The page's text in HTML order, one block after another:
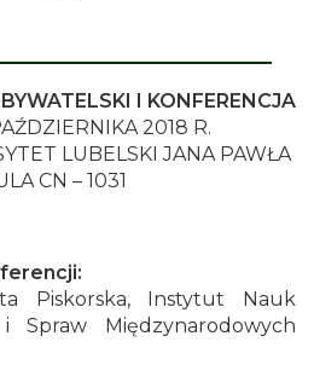
I KONFERENCJA
2018 R.
LUBELSKI JANA PAWŁA
CN – 1031
Piskorska, Instytut Nauk
Spraw Międzynarodowych